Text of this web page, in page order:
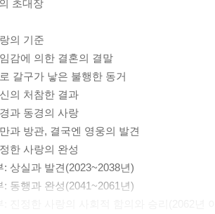
초대장
의 기준
감에 의한 결혼의 결말
갈구가 낳은 불행한 동거
의 처참한 결과
과 동경의 사랑
과 방관, 결국엔 영웅의 발견
한 사랑의 완성
: 상실과 발견(2023~2038년)
: 동행과 완성(2041~2061년)